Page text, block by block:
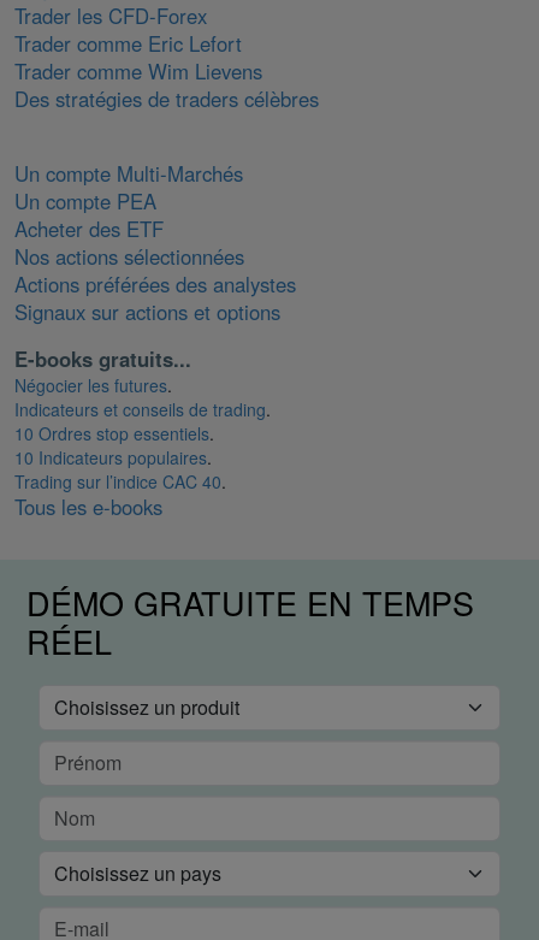
Trader les CFD-Forex
Trader comme Eric Lefort
Trader comme Wim Lievens
Des stratégies de traders célèbres
Un compte Multi-Marchés
Un compte PEA
Acheter des ETF
Nos actions sélectionnées
Actions préférées des analystes
Signaux sur actions et options
E-books gratuits...
Négocier les futures.
Indicateurs et conseils de trading.
10 Ordres stop essentiels.
10 Indicateurs populaires.
Trading sur l’indice CAC 40.
Tous les e-books
DÉMO GRATUITE EN TEMPS
RÉEL